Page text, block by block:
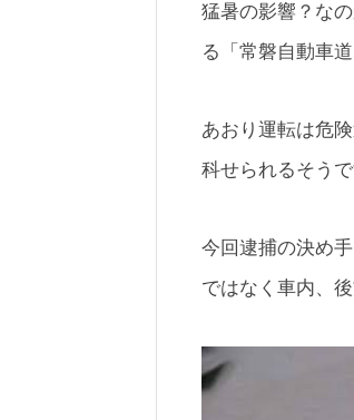
猛暑の影響？な
る「常磐自動車
あおり運転は危
科せられるそうで
今回逮捕の決め
ではなく車内、